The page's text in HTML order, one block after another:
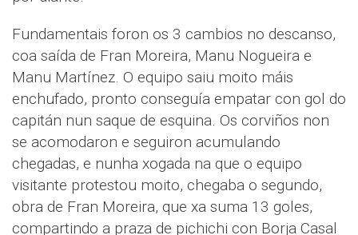
Fundamentais foron os 3 cambios no descanso,
coa saída de Fran Moreira, Manu Nogueira e
Manu Martínez. O equipo saiu moito máis
enchufado, pronto conseguía empatar con gol do
capitán nun saque de esquina. Os corviños non
se acomodaron e seguiron acumulando
chegadas, e nunha xogada na que o equipo
visitante protestou moito, chegaba o segundo,
obra de Fran Moreira, que xa suma 13 goles,
compartindo a praza de pichichi con Borja Casal